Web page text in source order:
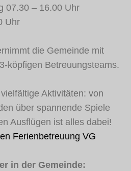
07.30 – 16.00 Uhr
Uhr
die Gemeinde mit
köpfigen Betreuungsteams.
Aktivitäten: von
über spannende Spiele
Ausflügen ist alles dabei!
Ferienbetreuung VG
in der Gemeinde: